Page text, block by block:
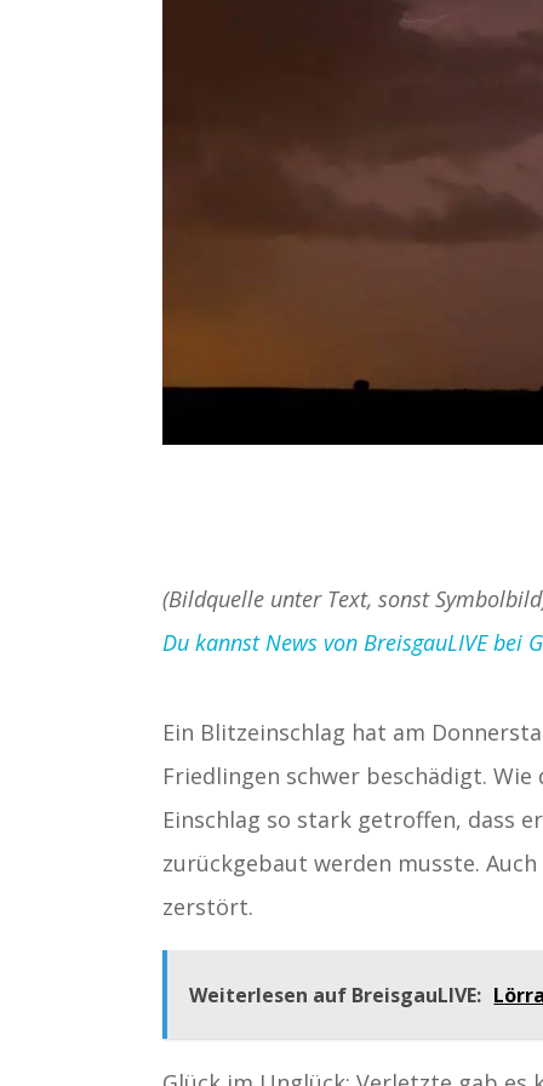
(Bildquelle unter Text, sonst
Du kannst News von BreisgauLIVE bei
Ein Blitzeinschlag hat am
Friedlingen schwer beschädigt.
Einschlag so stark getroffen, dass
zurückgebaut werden musste.
zerstört.
Weiterlesen auf BreisgauLIVE: